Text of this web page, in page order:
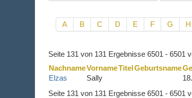
A B C D E F G H
Seite 131 von 131 Ergebnisse 6501 - 6501
NachnameVornameTitelGeburtsname
Elzas
Sally
Seite 131 von 131 Ergebnisse 6501 - 6501